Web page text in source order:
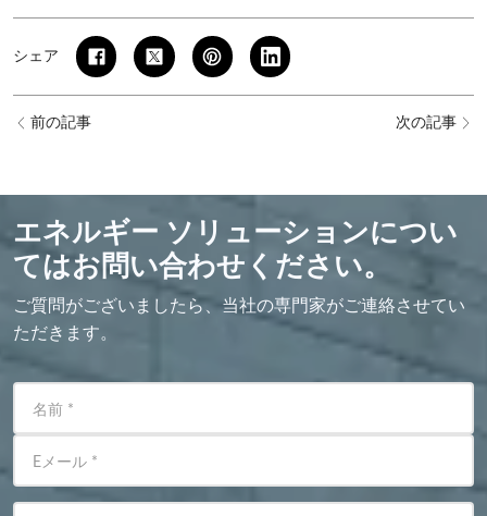
シェア
前の記事 次の記事
エネルギー ソリューションについ
てはお問い合わせください。
ご質問がございましたら、当社の専門家がご連絡させてい
ただきます。
名前 *
Eメール *